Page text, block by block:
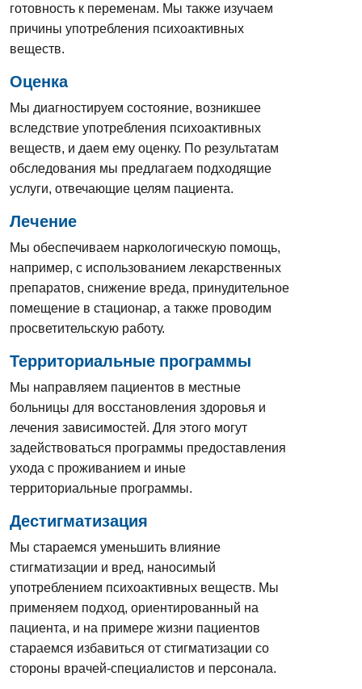
готовность к переменам. Мы также изучаем
причины употребления психоактивных
веществ.
Оценка
Мы диагностируем состояние, возникшее
вследствие употребления психоактивных
веществ, и даем ему оценку. По результатам
обследования мы предлагаем подходящие
услуги, отвечающие целям пациента.
Лечение
Мы обеспечиваем наркологическую помощь,
например, с использованием лекарственных
препаратов, снижение вреда, принудительное
помещение в стационар, а также проводим
просветительскую работу.
Территориальные программы
Мы направляем пациентов в местные
больницы для восстановления здоровья и
лечения зависимостей. Для этого могут
задействоваться программы предоставления
ухода с проживанием и иные
территориальные программы.
Дестигматизация
Мы стараемся уменьшить влияние
стигматизации и вред, наносимый
употреблением психоактивных веществ. Мы
применяем подход, ориентированный на
пациента, и на примере жизни пациентов
стараемся избавиться от стигматизации со
стороны врачей-специалистов и персонала.